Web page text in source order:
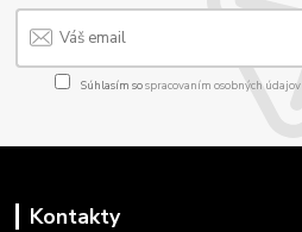
Súhlasím sospracovaním osobných údajov
Kontakty